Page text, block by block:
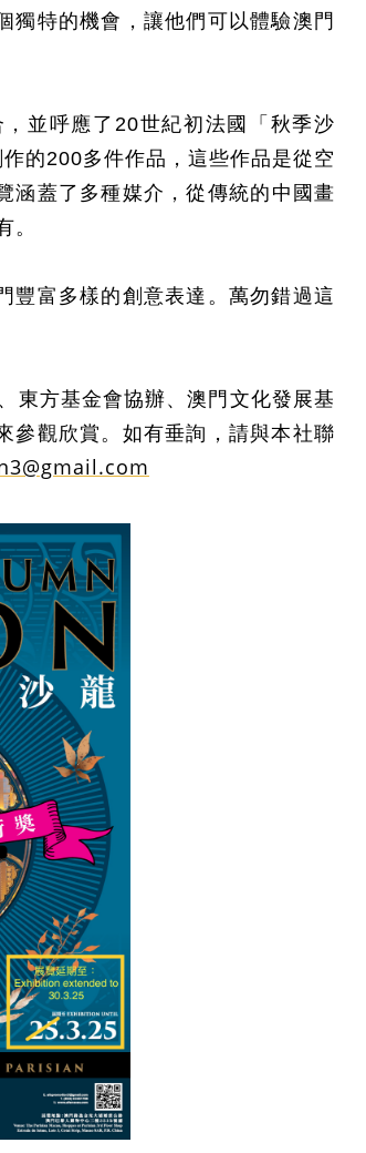
獨特的機會，讓他們可以體驗澳門
並呼應了 20世紀初法國「秋季沙
的200多件作品，這些作品是從空
涵蓋了多種媒介，從傳統的中國畫
。
豐富多樣的創意表達。萬勿錯過這
東方基金會協辦、澳門文化發展基
參觀欣賞。如有垂詢，請與本社聯